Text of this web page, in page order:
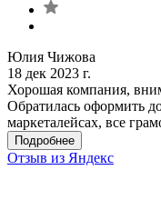
Юлия Чижова
18 дек 2023 г.
Хорошая компания,
Обратилась оформить
маркеталейсах, все
Подробнее
Отзыв из Яндекс